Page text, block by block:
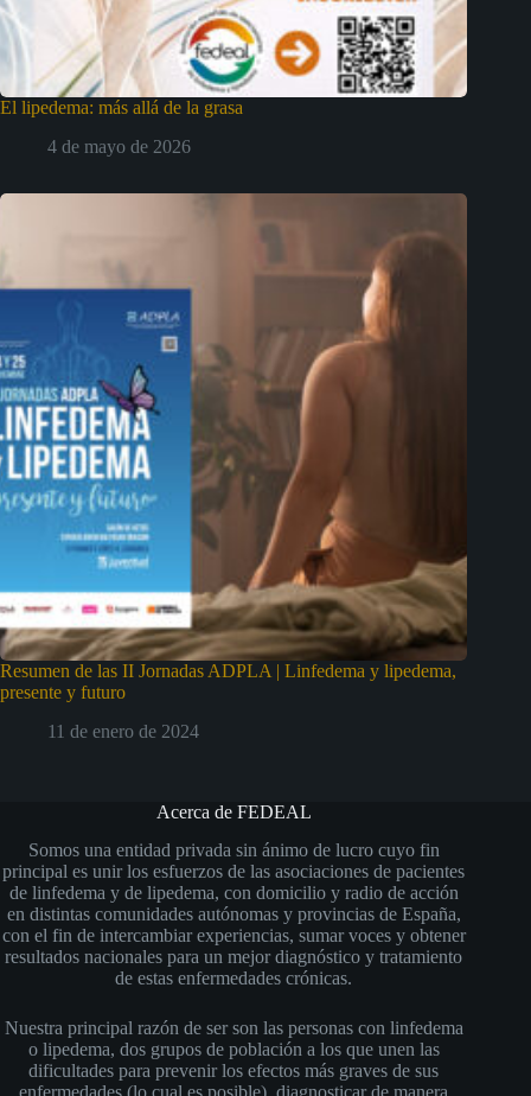
El lipedema: más allá de la grasa
4 de mayo de 2026
Resumen de las II Jornadas ADPLA | Linfedema y lipedema,
presente y futuro
11 de enero de 2024
Acerca de FEDEAL
Somos una entidad privada sin ánimo de lucro cuyo fin
principal es unir los esfuerzos de las asociaciones de pacientes
de linfedema y de lipedema, con domicilio y radio de acción
en distintas comunidades autónomas y provincias de España,
con el fin de intercambiar experiencias, sumar voces y obtener
resultados nacionales para un mejor diagnóstico y tratamiento
de estas enfermedades crónicas.
Nuestra principal razón de ser son las personas con linfedema
o lipedema, dos grupos de población a los que unen las
dificultades para prevenir los efectos más graves de sus